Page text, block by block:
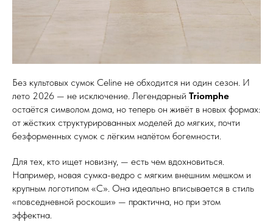
Без культовых сумок Celine не обходится ни один сезон. И
лето 2026 — не исключение. Легендарный Triomphe
остаётся символом дома, но теперь он живёт в новых формах:
от жёстких структурированных моделей до мягких, почти
безформенных сумок с лёгким налётом богемности.
Для тех, кто ищет новизну, — есть чем вдохновиться.
Например, новая сумка-ведро с мягким внешним мешком и
крупным логотипом «C». Она идеально вписывается в стиль
«повседневной роскоши» — практична, но при этом
эффектна.